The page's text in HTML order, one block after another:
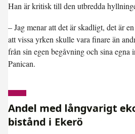
Han är kritisk till den utbredda
– Jag menar att det är skadligt, det är
att vissa yrken skulle vara finare än
från sin egen begåvning och sina egna
Panican.